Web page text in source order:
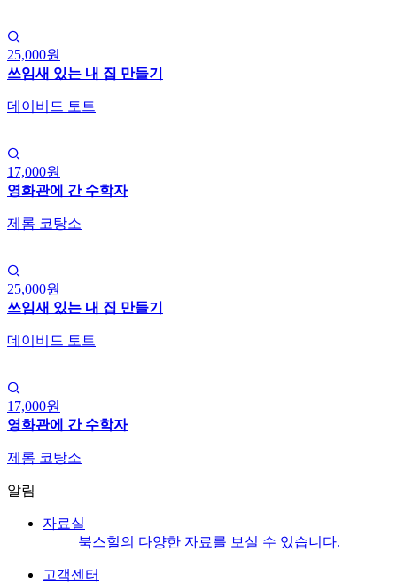
25,000원
쓰임새 있는 내 집 만들기
데이비드 토트
17,000원
영화관에 간 수학자
제롬 코탕소
25,000원
쓰임새 있는 내 집 만들기
데이비드 토트
17,000원
영화관에 간 수학자
제롬 코탕소
알림
자료실
북스힐의 다양한 자료를 보실 수 있습니다.
고객센터